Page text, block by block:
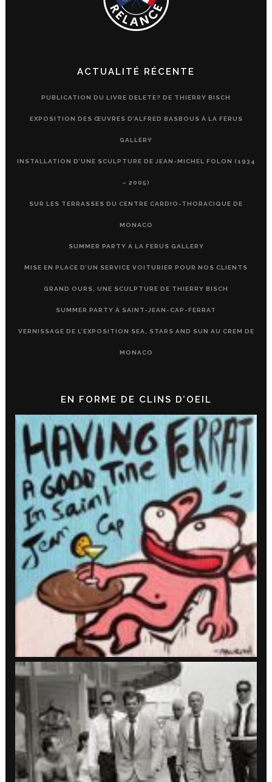
ACTUALITÉ RÉCENTE
PUBLICATION DU LIVRE DELETE? DE THIERRY BISCH
EXPOSITION DES ŒUVRES D’ALFRED BASBOUS À LA FERUS
GALLERY
INSTALLATION D’UNE SCULPTURE DE JEAN-MICHEL FOLON (1934
– 2005)
SUR LES TERRASSES DU CENTRE CARDIO-THORACIQUE DE
MONACO
SUMMER PARTY À LA FERUS GALLERY
MISE EN PLACE D’UN SERVICE VOITURIER POUR NOS CLIENTS
GRAND OURS, UNE SCULPTURE DE THIERRY BISCH
SUMMER PARTY À SAINT-JEAN-CAP-FERRAT
VERNISSAGE DE L’EXPOSITION SEA, STARS AND SUN AU CREM DE
MONACO
EN FORME DE CLINS D’OEIL